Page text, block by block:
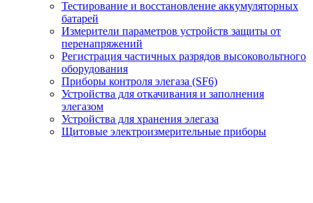
Тестирование и восстановление аккумуляторных
батарей
Измерители параметров устройств защиты от
перенапряжений
Регистрация частичных разрядов высоковольтного
оборудования
Приборы контроля элегаза (SF6)
Устройства для откачивания и заполнения
элегазом
Устройства для хранения элегаза
Щитовые электроизмерительные приборы